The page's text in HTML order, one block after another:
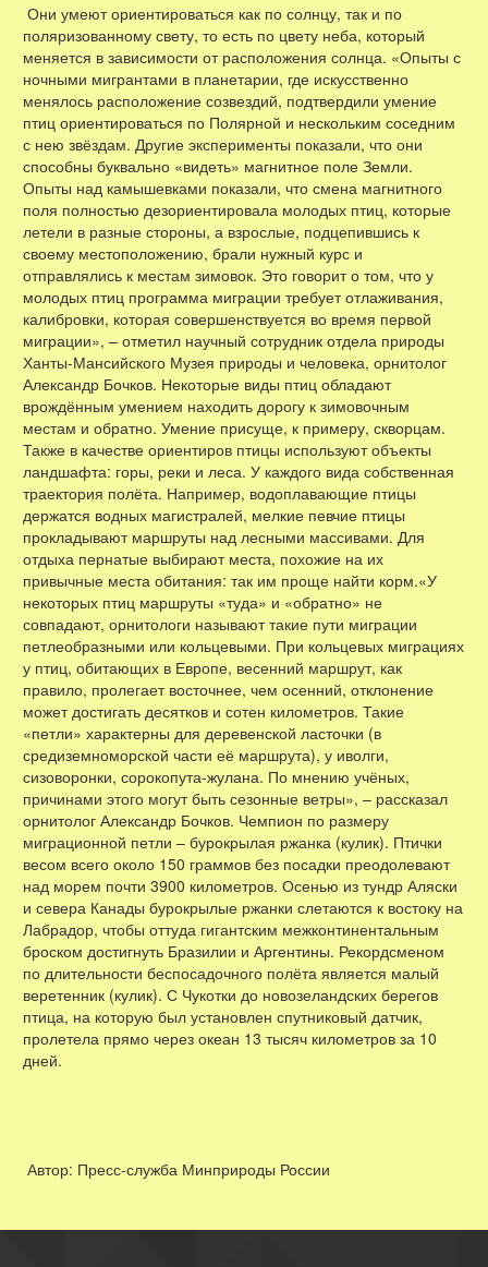
Они умеют ориентироваться как по солнцу, так и по
поляризованному свету, то есть по цвету неба, который
меняется в зависимости от расположения солнца. «Опыты с
ночными мигрантами в планетарии, где искусственно
менялось расположение созвездий, подтвердили умение
птиц ориентироваться по Полярной и нескольким соседним
с нею звёздам. Другие эксперименты показали, что они
способны буквально «видеть» магнитное поле Земли.
Опыты над камышевками показали, что смена магнитного
поля полностью дезориентировала молодых птиц, которые
летели в разные стороны, а взрослые, подцепившись к
своему местоположению, брали нужный курс и
отправлялись к местам зимовок. Это говорит о том, что у
молодых птиц программа миграции требует отлаживания,
калибровки, которая совершенствуется во время первой
миграции», – отметил научный сотрудник отдела природы
Ханты-Мансийского Музея природы и человека, орнитолог
Александр Бочков. Некоторые виды птиц обладают
врождённым умением находить дорогу к зимовочным
местам и обратно. Умение присуще, к примеру, скворцам.
Также в качестве ориентиров птицы используют объекты
ландшафта: горы, реки и леса. У каждого вида собственная
траектория полёта. Например, водоплавающие птицы
держатся водных магистралей, мелкие певчие птицы
прокладывают маршруты над лесными массивами. Для
отдыха пернатые выбирают места, похожие на их
привычные места обитания: так им проще найти корм.«У
некоторых птиц маршруты «туда» и «обратно» не
совпадают, орнитологи называют такие пути миграции
петлеобразными или кольцевыми. При кольцевых миграциях
у птиц, обитающих в Европе, весенний маршрут, как
правило, пролегает восточнее, чем осенний, отклонение
может достигать десятков и сотен километров. Такие
«петли» характерны для деревенской ласточки (в
средиземноморской части её маршрута), у иволги,
сизоворонки, сорокопута-жулана. По мнению учёных,
причинами этого могут быть сезонные ветры», – рассказал
орнитолог Александр Бочков. Чемпион по размеру
миграционной петли – бурокрылая ржанка (кулик). Птички
весом всего около 150 граммов без посадки преодолевают
над морем почти 3900 километров. Осенью из тундр Аляски
и севера Канады бурокрылые ржанки слетаются к востоку на
Лабрадор, чтобы оттуда гигантским межконтинентальным
броском достигнуть Бразилии и Аргентины. Рекордсменом
по длительности беспосадочного полёта является малый
веретенник (кулик). С Чукотки до новозеландских берегов
птица, на которую был установлен спутниковый датчик,
пролетела прямо через океан 13 тысяч километров за 10
дней.
Автор: Пресс-служба Минприроды России